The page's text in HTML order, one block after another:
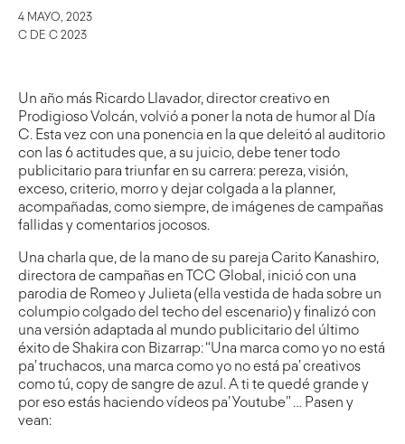
4 MAYO, 2023
C DE C 2023
Un año más Ricardo Llavador, director creativo en
Prodigioso Volcán, volvió a poner la nota de humor al Día
C. Esta vez con una ponencia en la que deleitó al auditorio
con las 6 actitudes que, a su juicio, debe tener todo
publicitario para triunfar en su carrera: pereza, visión,
exceso, criterio, morro y dejar colgada a la planner,
acompañadas, como siempre, de imágenes de campañas
fallidas y comentarios jocosos.
Una charla que, de la mano de su pareja Carito Kanashiro,
directora de campañas en TCC Global, inició con una
parodia de Romeo y Julieta (ella vestida de hada sobre un
columpio colgado del techo del escenario) y finalizó con
una versión adaptada al mundo publicitario del último
éxito de Shakira con Bizarrap: “Una marca como yo no está
pa’ truchacos, una marca como yo no está pa’ creativos
como tú, copy de sangre de azul. A ti te quedé grande y
por eso estás haciendo vídeos pa’ Youtube” … Pasen y
vean: